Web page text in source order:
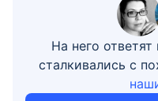
На него
сталкивались с